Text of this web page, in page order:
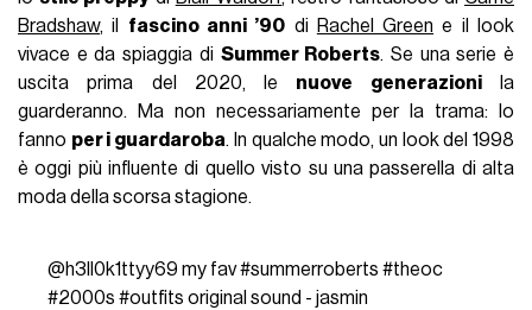
Bradshaw, il fascino anni ’90 di Rachel Green e il look
vivace e da spiaggia di Summer Roberts. Se una serie è
uscita prima del 2020, le nuove generazionila
guarderanno. Ma non necessariamente per la trama: lo
fanno per i guardaroba. In qualche modo, un look del 1998
è oggi più influente di quello visto su una passerella di alta
moda della scorsa stagione.
@h3ll0k1ttyy69 my fav#summerroberts #theoc
#2000s #outfits original sound - jasmin